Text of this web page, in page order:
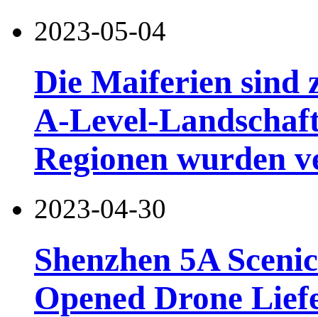
2023-05-04
Die Maiferien sind
A-Level-
Regionen wurden
2023-04-30
Shenzhen 5A
Opened Drone